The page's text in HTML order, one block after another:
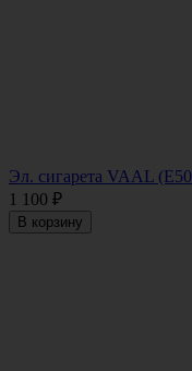
Эл. сигарета VAAL
1 100 ₽
В корзину